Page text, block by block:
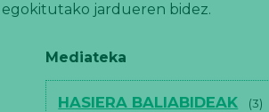
egokitutako jardueren bidez.
Mediateka
HASIERA BALIABIDEAK (3)